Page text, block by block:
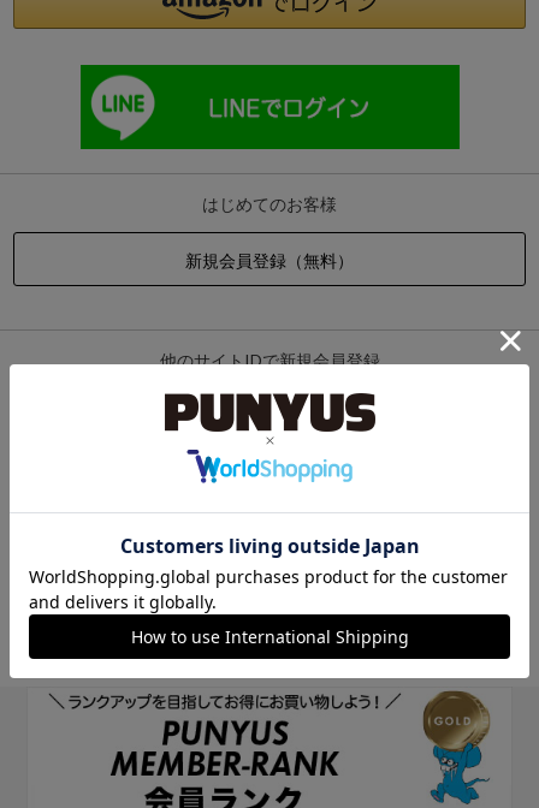
はじめてのお客様
他のサイトIDで新規会員登録
他のサイトIDで新規会員登録をしていただくと次回以降、そのIDで
ログインすることができます。